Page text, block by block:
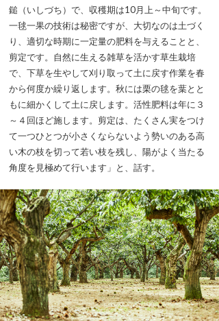
鎚（いしづち）で、収穫期は10月上～中旬です。
一毬一果の技術は秘密ですが、大切なのは土づく
り、適切な時期に一定量の肥料を与えることと、
剪定です。自然に生える雑草を活かす草生栽培
で、下草を生やして刈り取って土に戻す作業を春
から何度か繰り返します。秋には栗の毬を葉とと
もに細かくして土に戻します。活性肥料は年に３
～４回ほど施します。剪定は、たくさん実をつけ
て一つひとつが小さくならないよう勢いのある高
い木の枝を切って若い枝を残し、陽がよく当たる
角度を見極めて行います」と、話す。